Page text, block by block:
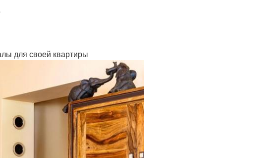
для своей квартиры